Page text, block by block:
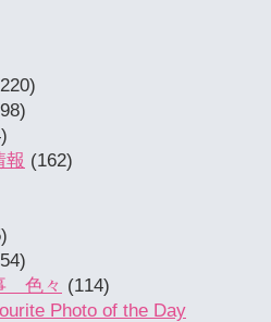
報 (162)
色々 (114)
Photo of the Day